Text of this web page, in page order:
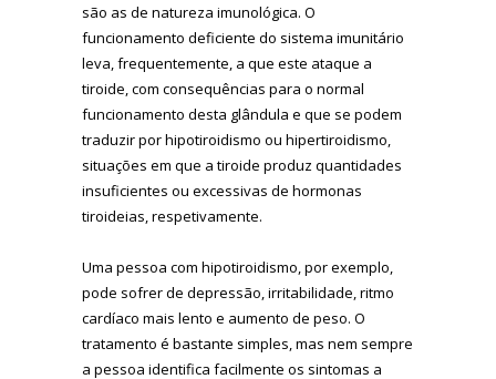
são as de natureza imunológica. O
funcionamento deficiente do sistema imunitário
leva, frequentemente, a que este ataque a
tiroide, com consequências para o normal
funcionamento desta glândula e que se podem
traduzir por hipotiroidismo ou hipertiroidismo,
situações em que a tiroide produz quantidades
insuficientes ou excessivas de hormonas
tiroideias, respetivamente.
Uma pessoa com hipotiroidismo, por exemplo,
pode sofrer de depressão, irritabilidade, ritmo
cardíaco mais lento e aumento de peso. O
tratamento é bastante simples, mas nem sempre
a pessoa identifica facilmente os sintomas a